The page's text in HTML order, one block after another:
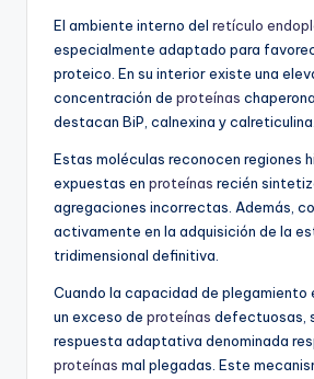
El ambiente interno del retículo
especialmente adaptado para
proteico. En su interior existe una
concentración de proteínas
destacan BiP, calnexina y calreticulina.
Estas moléculas reconocen regiones
expuestas en proteínas recién
agregaciones incorrectas. Además,
activamente en la adquisición de la
tridimensional definitiva.
Cuando la capacidad de plegamiento
un exceso de proteínas defectuosas,
respuesta adaptativa denominada
proteínas mal plegadas. Este